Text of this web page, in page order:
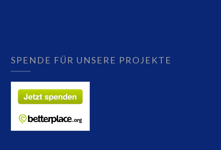
SPENDE FÜR UNSERE PROJEKTE